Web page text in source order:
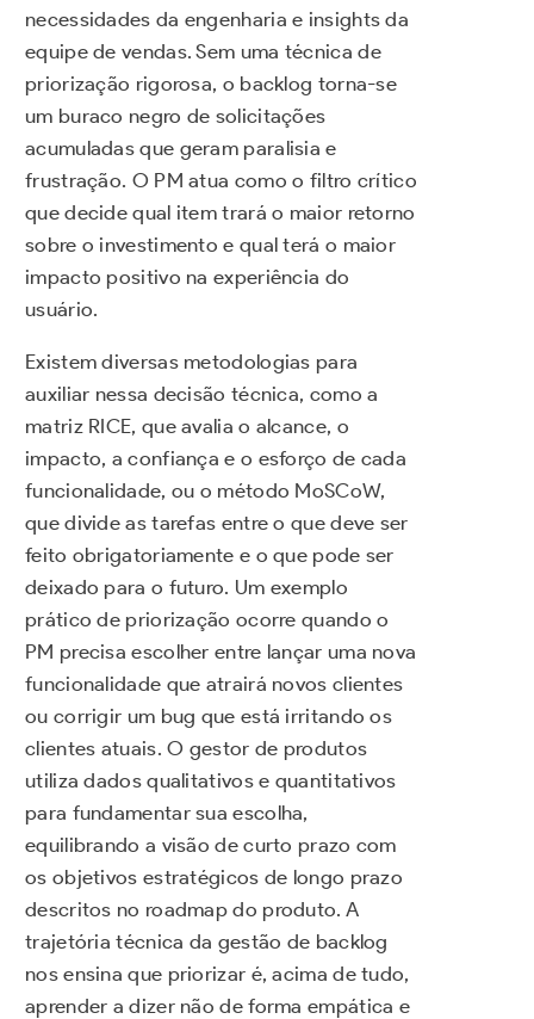
necessidades da engenharia e insights da
equipe de vendas. Sem uma técnica de
priorização rigorosa, o backlog torna-se
um buraco negro de solicitações
acumuladas que geram paralisia e
frustração. O PM atua como o filtro crítico
que decide qual item trará o maior retorno
sobre o investimento e qual terá o maior
impacto positivo na experiência do
usuário.
Existem diversas metodologias para
auxiliar nessa decisão técnica, como a
matriz RICE, que avalia o alcance, o
impacto, a confiança e o esforço de cada
funcionalidade, ou o método MoSCoW,
que divide as tarefas entre o que deve ser
feito obrigatoriamente e o que pode ser
deixado para o futuro. Um exemplo
prático de priorização ocorre quando o
PM precisa escolher entre lançar uma nova
funcionalidade que atrairá novos clientes
ou corrigir um bug que está irritando os
clientes atuais. O gestor de produtos
utiliza dados qualitativos e quantitativos
para fundamentar sua escolha,
equilibrando a visão de curto prazo com
os objetivos estratégicos de longo prazo
descritos no roadmap do produto. A
trajetória técnica da gestão de backlog
nos ensina que priorizar é, acima de tudo,
aprender a dizer não de forma empática e